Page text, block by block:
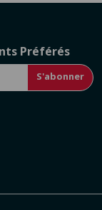
Préférés
S'abonner